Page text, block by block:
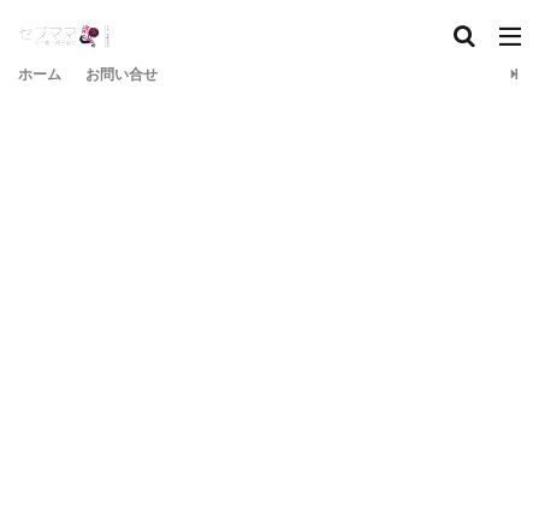
ホーム お問い合せ